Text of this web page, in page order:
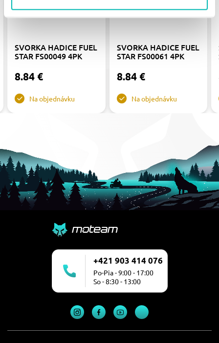
SVORKA HADICE FUEL
STAR FS00049 4PK
8.84 €
Na objednávku
SVORKA HADICE FUEL
STAR FS00061 4PK
8.84 €
Na objednávku
+421 903 414 076
Po-Pia - 9:00 - 17:00
So - 8:30 - 13:00